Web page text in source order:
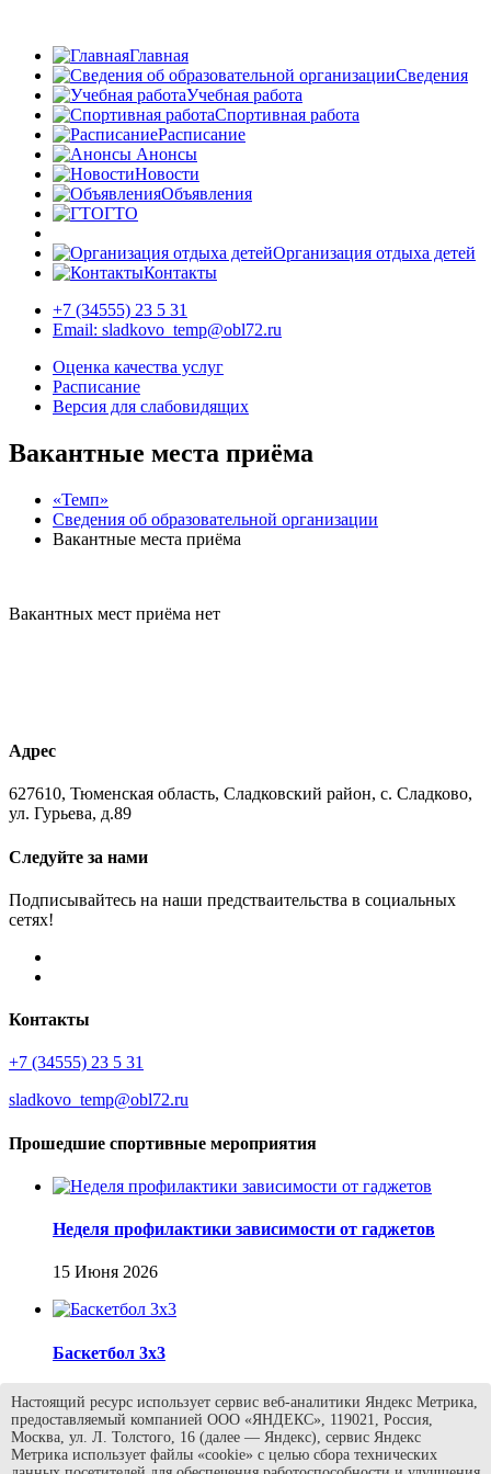
Главная
Сведения
Учебная работа
Спортивная работа
Расписание
Анонсы
Новости
Объявления
ГТО
Организация отдыха детей
Контакты
+7 (34555) 23 5 31
Email: sladkovo_temp@obl72.ru
Оценка качества услуг
Расписание
Версия для слабовидящих
Вакантные места приёма
«Темп»
Сведения об образовательной организации
Вакантные места приёма
Вакантных мест приёма нет
Адрес
627610, Тюменская область, Сладковский район, с. Сладково,
ул. Гурьева, д.89
Следуйте за нами
Подписывайтесь на наши предстваительства в социальных
сетях!
Контакты
+7 (34555) 23 5 31
sladkovo_temp@obl72.ru
Прошедшие спортивные мероприятия
Неделя профилактики зависимости от гаджетов
15 Июня 2026
Баскетбол 3х3
13 Июня 2026
Настоящий ресурс использует сервис веб-аналитики Яндекс Метрика,
предоставляемый компанией ООО «ЯНДЕКС», 119021, Россия,
Москва, ул. Л. Толстого, 16 (далее — Яндекс), сервис Яндекс
Метрика использует файлы «cookie» с целью сбора технических